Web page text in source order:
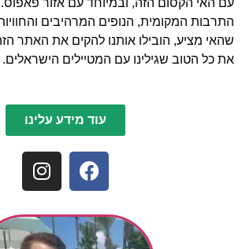
עם האי הקסום הזה, ובמיוחד עם אזור
התרבות המקומית, הנופים המרהיבים
שהאי מציע, הובילו אותנו להקים את האתר
את כל הטוב שגילינו עם המטיילים הישראלים.
עוד מידע עלינו